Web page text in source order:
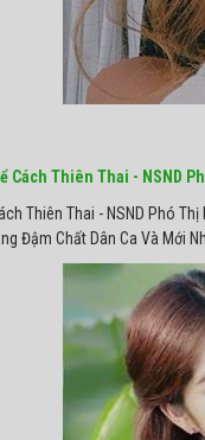
Cách Thiên Thai - NSND
Thiên Thai - NSND Phó
Đậm Chất Dân Ca Và Mới